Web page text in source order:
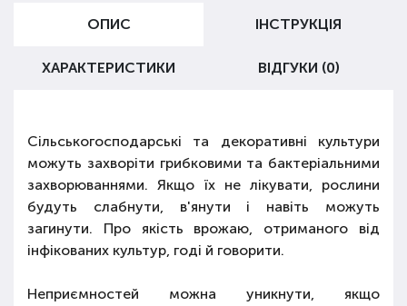
ОПИС ІНСТРУКЦІЯ
ХАРАКТЕРИСТИКИ ВІДГУКИ (0)
Сільськогосподарські та декоративні культури
можуть захворіти грибковими та бактеріальними
захворюваннями. Якщо їх не лікувати, рослини
будуть слабнути, в'янути і навіть можуть
загинути. Про якість врожаю, отриманого від
інфікованих культур, годі й говорити.
Неприємностей можна уникнути, якщо